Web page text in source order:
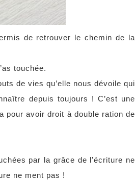
de retrouver le chemin de la
touchée.
de vies qu’elle nous dévoile qui
depuis toujours ! C’est une
pour avoir droit à double ration de
par la grâce de l’écriture ne
ne ment pas !